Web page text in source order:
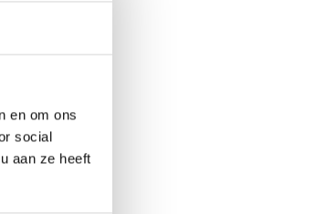
en om ons
social
aan ze heeft